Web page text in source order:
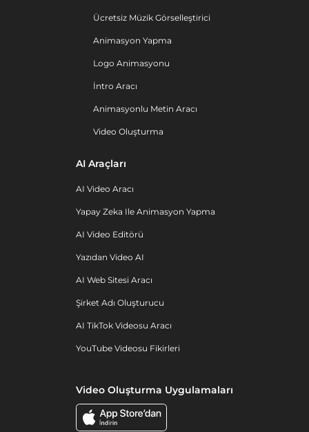
Ücretsiz Müzik Görselleştirici
Animasyon Yapma
Logo Animasyonu
İntro Aracı
Animasyonlu Metin Aracı
Video Oluşturma
AI Araçları
AI Video Aracı
Yapay Zeka Ile Animasyon Yapma
AI Video Editörü
Yazıdan Video AI
AI Web Sitesi Aracı
Şirket Adı Oluşturucu
AI TikTok Videosu Aracı
YouTube Videosu Fikirleri
Video Oluşturma Uygulamaları